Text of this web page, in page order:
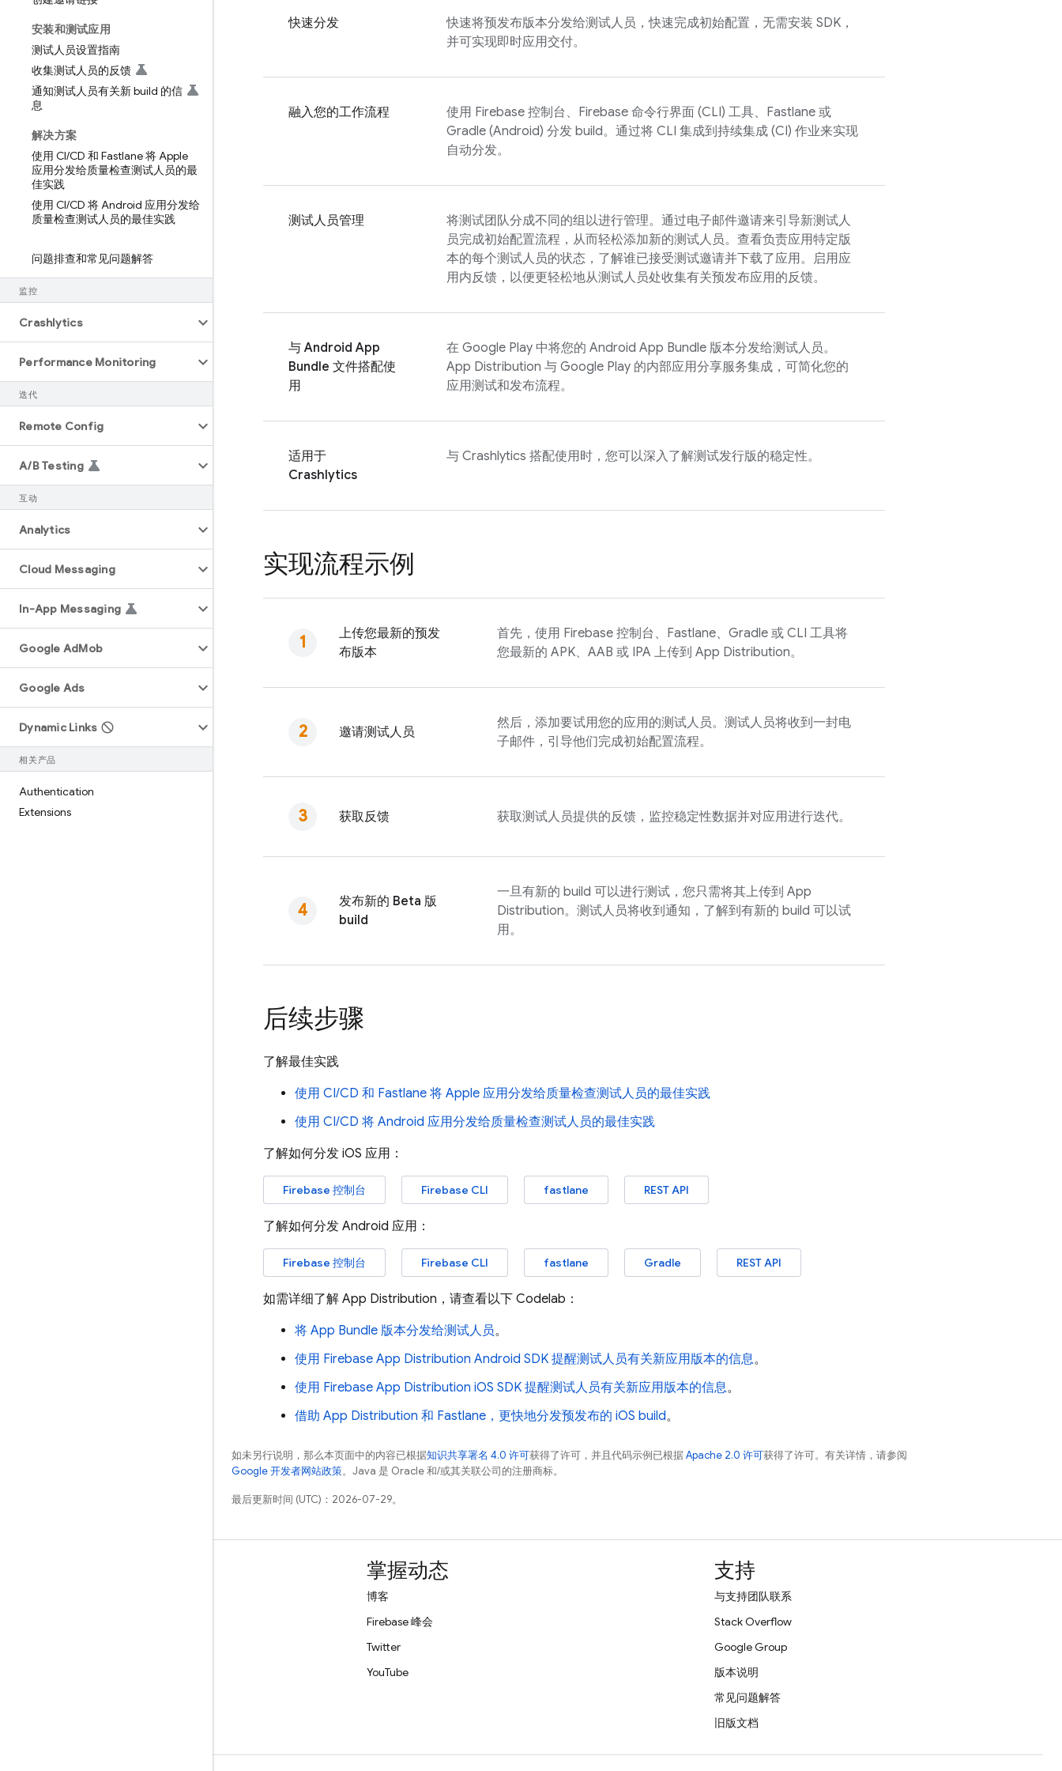
安装和测试应用
测试人员设置指南
收集测试人员的反馈
通知测试人员有关新 build 的信
息
解决方案
使用 CI/CD 和 Fastlane 将 Apple
应用分发给质量检查测试人员的最
佳实践
使用 CI/CD 将 Android 应用分发给
质量检查测试人员的最佳实践
问题排查和常见问题解答
监控
Crashlytics
Performance Monitoring
迭代
Remote Config
A/B Testing
互动
Analytics
Cloud Messaging
In-App Messaging
Google AdMob
Google Ads
Dynamic Links
相关产品
Authentication
Extensions
快速分发
快速将预发布版本分发给测试人员，快速完成初始配置，无需安装 SDK，
并可实现即时应用交付。
融入您的工作流程 使用 Firebase 控制台、Firebase 命令行界面 (CLI) 工具、Fastlane 或
Gradle (Android) 分发 build。通过将 CLI 集成到持续集成 (CI) 作业来实现
自动分发。
测试人员管理
将测试团队分成不同的组以进行管理。通过电子邮件邀请来引导新测试人
员完成初始配置流程，从而轻松添加新的测试人员。查看负责应用特定版
本的每个测试人员的状态，了解谁已接受测试邀请并下载了应用。启用应
用内反馈，以便更轻松地从测试人员处收集有关预发布应用的反馈。
与 Android App
Bundle 文件搭配使
用
在 Google Play 中将您的 Android App Bundle 版本分发给测试人员。
App Distribution 与 Google Play 的内部应用分享服务集成，可简化您的
应用测试和发布流程。
适用于
Crashlytics
与 Crashlytics 搭配使用时，您可以深入了解测试发行版的稳定性。
实现流程示例
上传您最新的预发
布版本
首先，使用 Firebase 控制台、Fastlane、Gradle 或 CLI 工具将
您最新的 APK、AAB 或 IPA 上传到 App Distribution。
邀请测试人员
然后，添加要试用您的应用的测试人员。测试人员将收到一封电
子邮件，引导他们完成初始配置流程。
获取反馈 获取测试人员提供的反馈，监控稳定性数据并对应用进行迭代。
发布新的 Beta 版
build
一旦有新的 build 可以进行测试，您只需将其上传到 App
Distribution。测试人员将收到通知，了解到有新的 build 可以试
用。
后续步骤
了解最佳实践
使用 CI/CD 和 Fastlane 将 Apple 应用分发给质量检查测试人员的最佳实践
使用 CI/CD 将 Android 应用分发给质量检查测试人员的最佳实践
了解如何分发 iOS 应用：
Firebase 控制台 Firebase CLI fastlane REST API
了解如何分发 Android 应用：
Firebase 控制台 Firebase CLI fastlane Gradle REST API
如需详细了解 App Distribution ，请查看以下 Codelab：
将 App Bundle 版本分发给测试人员。
使用 Firebase App Distribution Android SDK 提醒测试人员有关新应用版本的信息。
使用 Firebase App Distribution iOS SDK 提醒测试人员有关新应用版本的信息。
借助 App Distribution 和 Fastlane，更快地分发预发布的 iOS build。
如未另行说明，那么本页面中的内容已根据知识共享署名 4.0 许可获得了许可，并且代码示例已根据Apache 2.0 许可获得了许可。有关详情，请参阅
Google 开发者网站政策。Java 是 Oracle 和/或其关联公司的注册商标。
最后更新时间 (UTC)：2026-07-29。
掌握动态
博客
Firebase 峰会
Twitter
YouTube
支持
与支持团队联系
Stack Overflow
Google Group
版本说明
常见问题解答
旧版文档